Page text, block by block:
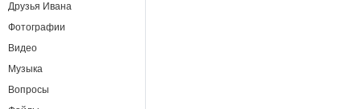
Друзья Ивана
Фотографии
Видео
Музыка
Вопросы